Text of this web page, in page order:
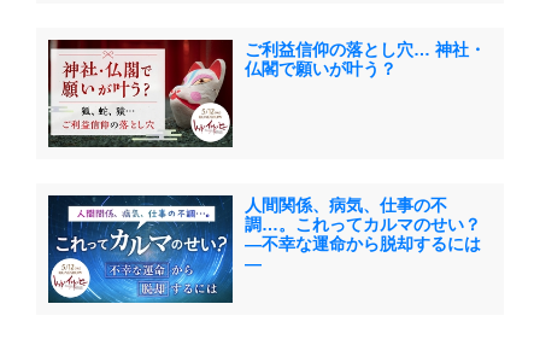
ご利益信仰の落とし穴… 神社・
仏閣で願いが叶う？
人間関係、病気、仕事の不
調…。これってカルマのせい？
―不幸な運命から脱却するには
―